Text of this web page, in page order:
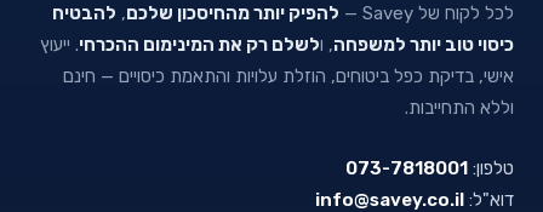
לכל לקוח של Savey —
להפיק יותר מהחיסכון שלכם, להבטיח
כיסוי טוב יותר למשפחה, ולשלם רק את המינימום ההכרחי. ייעוץ
אישי, בדיקת כפל ביטוחים, הוזלת עלויות והתאמת כיסויים — חינם
וללא התחייבות.
טלפון: 073-7818001
דוא"ל: info@savey.co.il